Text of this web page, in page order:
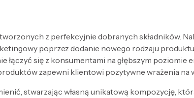
z perfekcyjnie dobranych składników.
poprzez dodanie nowego rodzaju
łączyć się z konsumentami na głębszym poziomie
zapewni klientowi pozytywne wrażenia na
stwarzając własną unikatową kompozycję,